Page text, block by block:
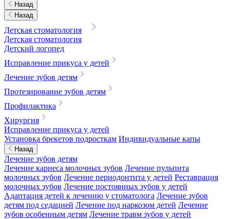
Назад
Назад
Детская стоматология
Детская стоматология
Детский логопед
Исправление прикуса у детей
Лечение зубов детям
Протезирование зубов детям
Профилактика
Хирургия
Исправление прикуса у детей
Установка брекетов подросткам Индивидуальные капы
Назад
Лечение зубов детям
Лечение кариеса молочных зубов Лечение пульпита
молочных зубов Лечение периодонтита у детей Реставрация
молочных зубов Лечение постоянных зубов у детей
Адаптация детей к лечению у стоматолога Лечение зубов
детям под седацией Лечение под наркозом детей Лечение
зубов особенным детям Лечение травм зубов у детей